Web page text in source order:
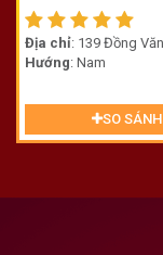
Địa chỉ: 139 Đồng
Cát Lái (Thạnh Mỹ Lợi
Hướng : Nam
SO SÁNH